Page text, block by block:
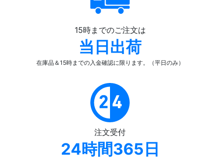
15時までのご注文は
当日出荷
在庫品＆15時までの入金確認に限ります。（平日のみ）
注文受付
24時間365日